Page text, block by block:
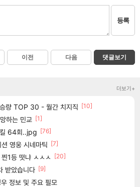
등록
이전 다음 댓글보기
더보기+
량 TOP 30 - 월간 치지직 [10]
하는 민교 [1]
킬 64회..jpg [76]
영웅 시네마틱 [7]
1등 떳냐 ㅅㅅㅅ [20]
받았습니다 [9]
정보 및 주요 필모